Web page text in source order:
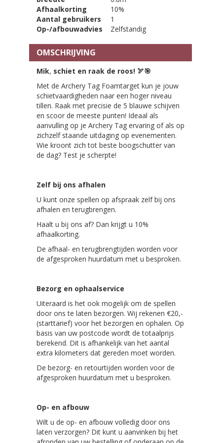
Afhaalkorting
10%
Aantal gebruikers
1
Op-/afbouwadvies
Zelfstandig
OMSCHRIJVING
Mik, schiet en raak de roos! 🏹🎯
Met de Archery Tag Foamtarget kun je jouw
schietvaardigheden naar een hoger niveau
tillen. Raak met precisie de 5 blauwe schijven
en scoor de meeste punten! Ideaal als
aanvulling op je Archery Tag ervaring of als op
zichzelf staande uitdaging op evenementen.
Wie kroont zich tot beste boogschutter van
de dag? Test je scherpte!
Zelf bij ons afhalen
U kunt onze spellen op afspraak zelf bij ons
afhalen en terugbrengen.
Haalt u bij ons af? Dan krijgt u 10%
afhaalkorting.
De afhaal- en terugbrengtijden worden voor
de afgesproken huurdatum met u besproken.
Bezorg en ophaalservice
Uiteraard is het ook mogelijk om de spellen
door ons te laten bezorgen. Wij rekenen €20,-
(starttarief) voor het bezorgen en ophalen. Op
basis van uw postcode wordt de totaalprijs
berekend. Dit is afhankelijk van het aantal
extra kilometers dat gereden moet worden.
De bezorg- en retourtijden worden voor de
afgesproken huurdatum met u besproken.
Op- en afbouw
Wilt u de op- en afbouw volledig door ons
laten verzorgen? Dit kunt u aanvinken bij het